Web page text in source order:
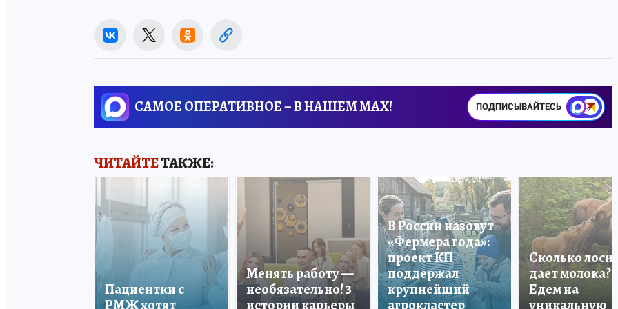
САМОЕ ОПЕРАТИВНОЕ – В НАШЕМ MAX! ПОДПИСЫВАЙТЕСЬ
ЧИТАЙТЕТАКЖЕ:
Пациентки с
РМЖ хотят
Менять работу —
необязательно! 3
истории карьеры
В России назовут
«Фермера года»:
проект КП
поддержал
крупнейший
агрокластер
Сколько лосиха
дает молока?
Едем на
уникальную